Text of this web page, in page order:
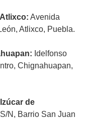
Avenida
Atlixco, Puebla.
Idelfonso
Chignahuapan,
de
N, Barrio San Juan